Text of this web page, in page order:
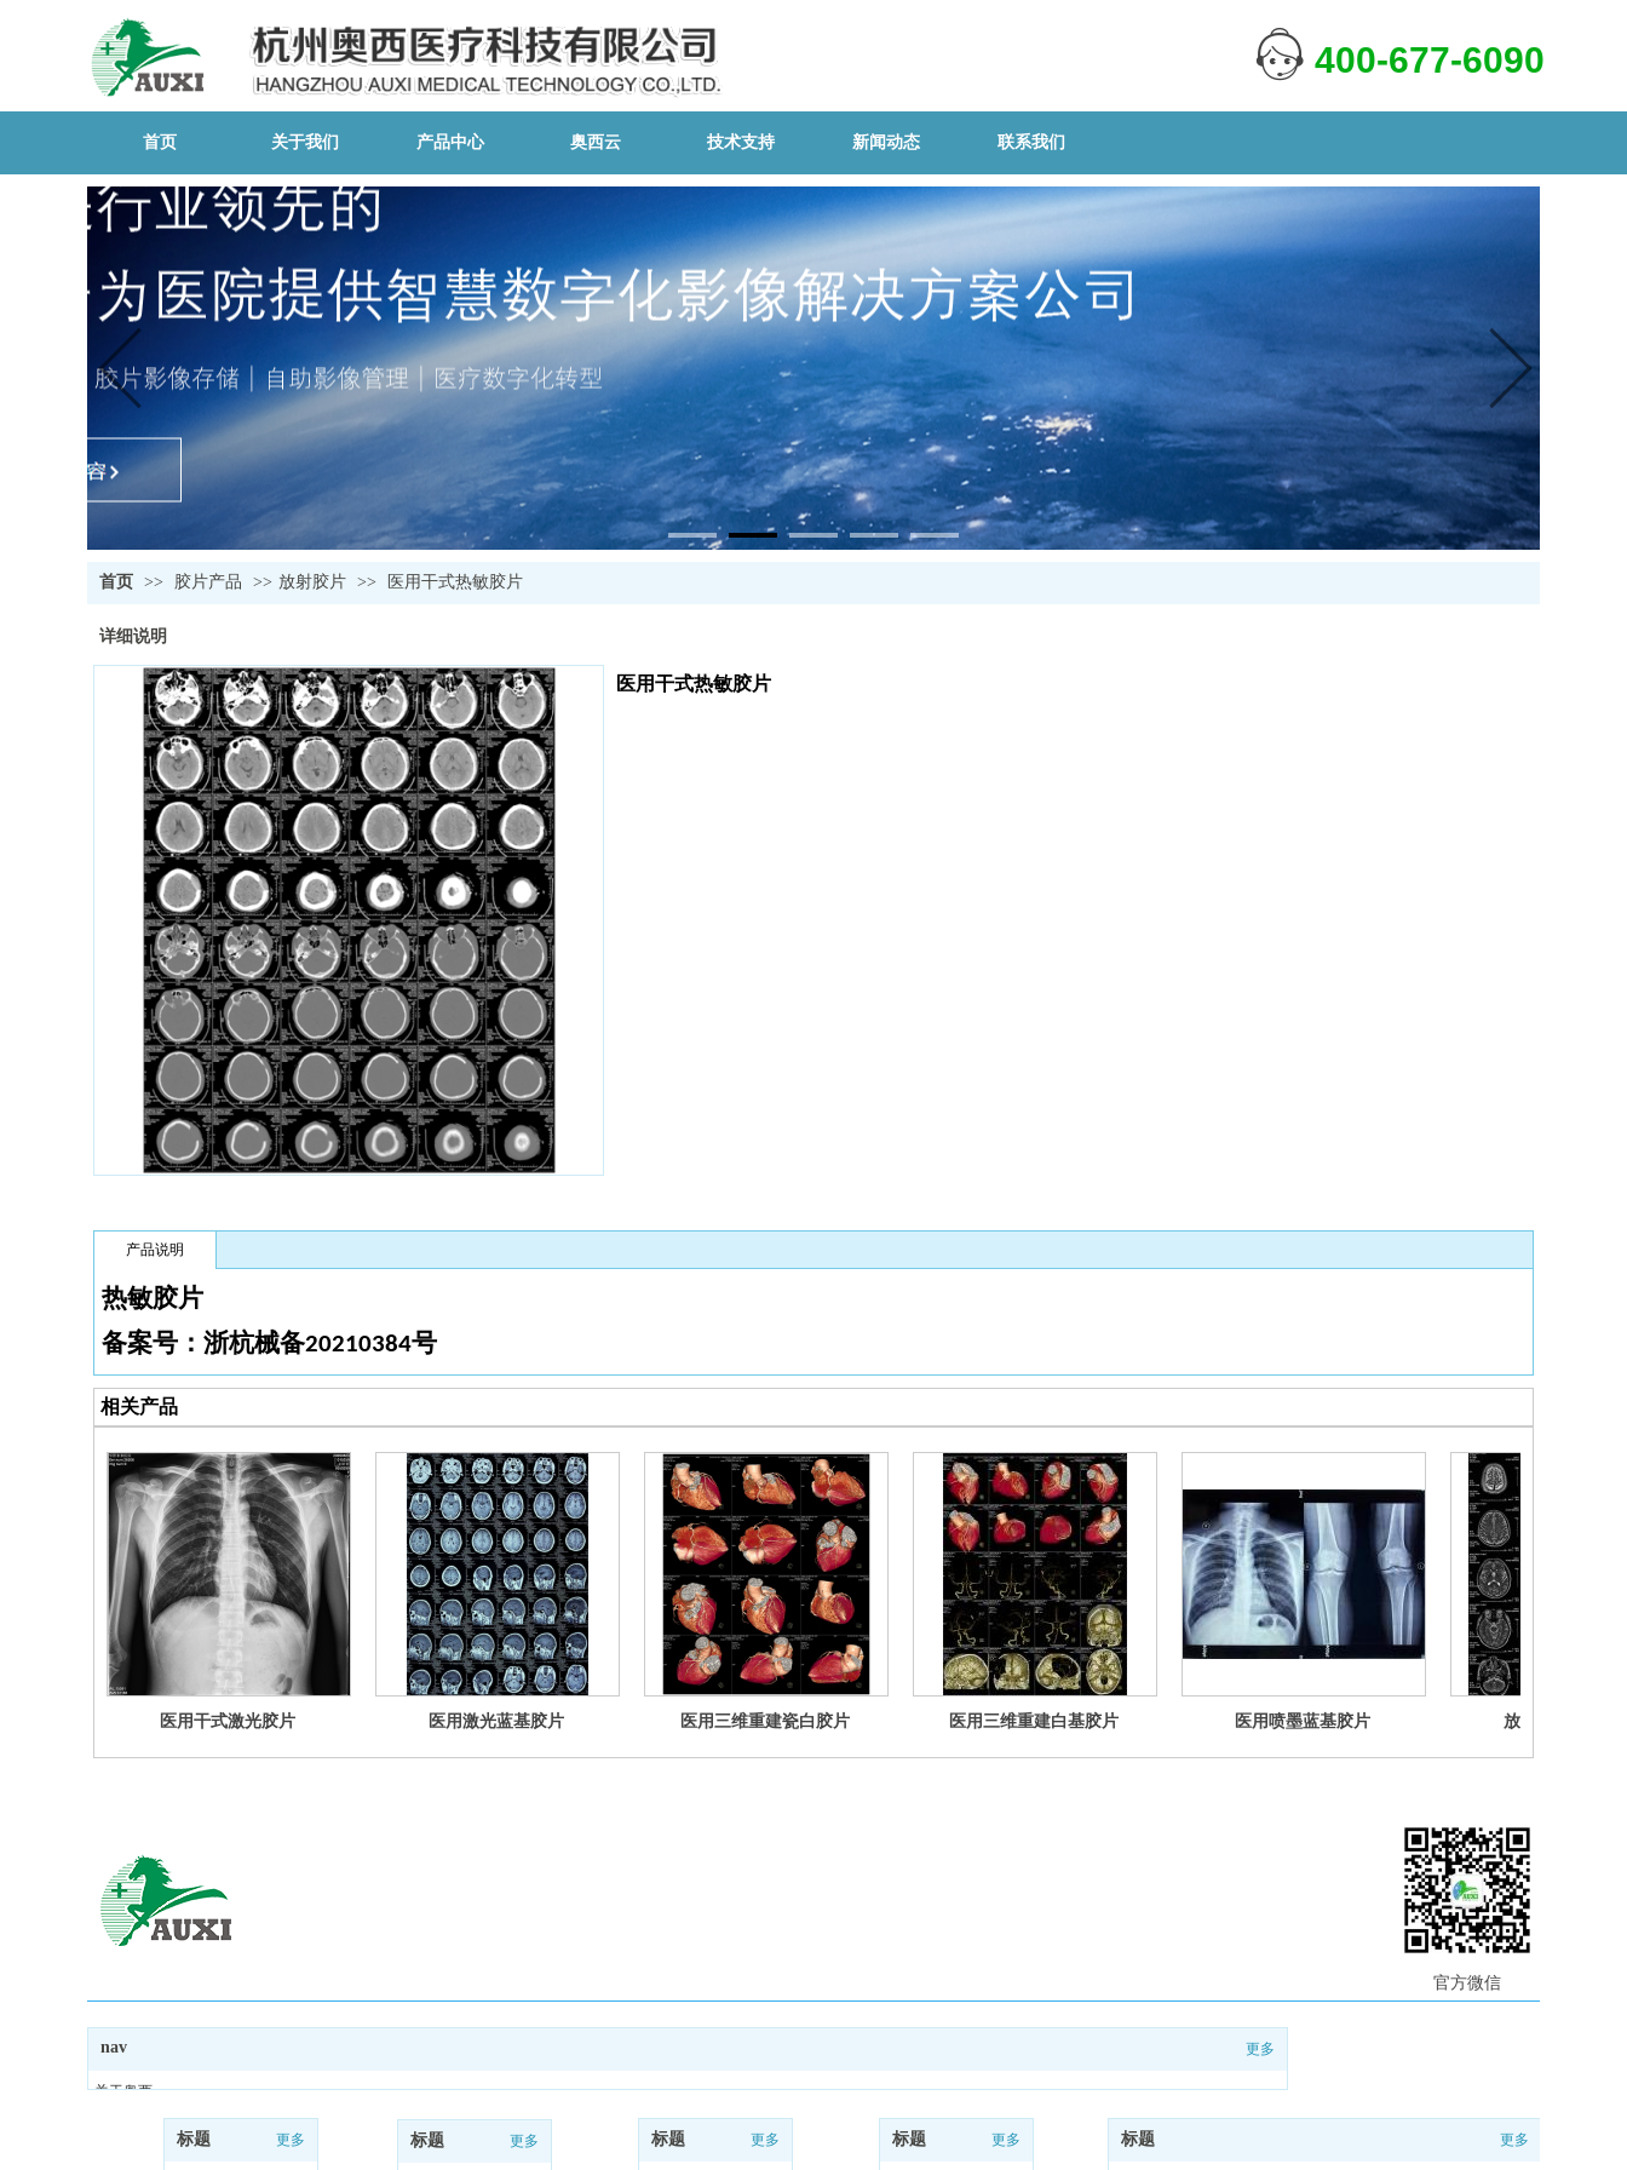
400-677-6090
首页 关于我们 产品中心 奥西云 技术支持 新闻动态 联系我们
首页 >> 胶片产品 >> 放射胶片 >> 医用干式热敏胶片
详细说明
医用干式热敏胶片
产品说明
热敏胶片
备案号：浙杭械备20210384号
相关产品
医用干式激光胶片 医用激光蓝基胶片 医用三维重建瓷白胶片 医用三维重建白基胶片 医用喷墨蓝基胶片 放射科—热敏核
nav 更多
关于奥西
标题 更多 标题 更多 标题 更多 标题 更多 标题 更多
官方微信